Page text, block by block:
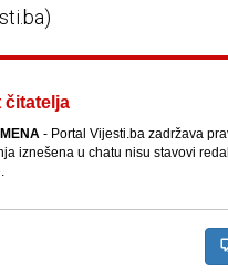
čitatelja
- Portal Vijesti.ba zadržava
iznešena u chatu nisu stavovi